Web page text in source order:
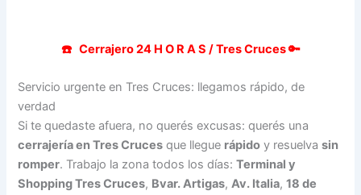
☎️ Cerrajero 24 H O R A S / Tres Cruces 🔑
Servicio urgente en Tres Cruces: llegamos rápido, de
verdad
Si te quedaste afuera, no querés excusas: querés una
cerrajería en Tres Cruces que llegue rápido y resuelvasin
romper. Trabajo la zona todos los días:Terminal y
Shopping Tres Cruces, Bvar. Artigas,Av. Italia,18 de